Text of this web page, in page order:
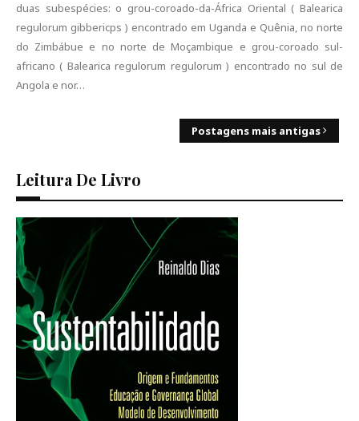
duas subespécies: o grou-coroado-da-África Oriental ( Balearica
regulorum gibbericps ) encontrado em Uganda e Quênia, no norte
do Zimbábue e no norte de Moçambique e grou-coroado sul-
africano ( Balearica regulorum regulorum ) encontrado no sul de
Angola e nor…
Postagens mais antigas
Leitura De Livro